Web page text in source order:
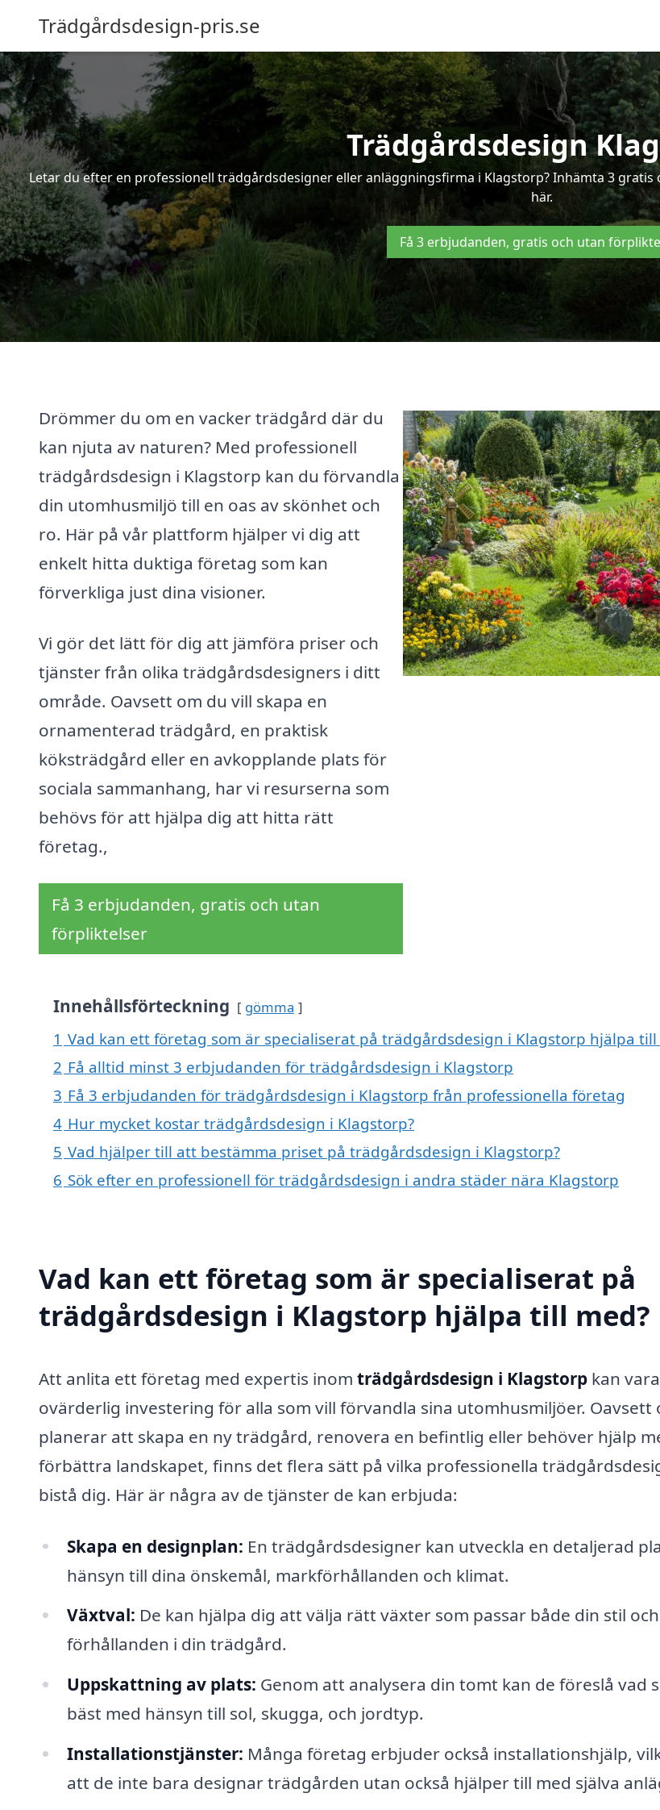
Trädgårdsdesign-pris.se
Trädgårdsdesign
Letar du efter en professionell trädgårdsdesigner eller anläggningsfirma i Klagstorp? Inhämta 3
här.
Få 3 erbjudanden, gratis och utan
Drömmer du om en vacker trädgård där du
kan njuta av naturen? Med professionell
trädgårdsdesign i Klagstorp kan du förvandla
din utomhusmiljö till en oas av skönhet och
ro. Här på vår plattform hjälper vi dig att
enkelt hitta duktiga företag som kan
förverkliga just dina visioner.
Vi gör det lätt för dig att jämföra priser och
tjänster från olika trädgårdsdesigners i ditt
område. Oavsett om du vill skapa en
ornamenterad trädgård, en praktisk
köksträdgård eller en avkopplande plats för
sociala sammanhang, har vi resurserna som
behövs för att hjälpa dig att hitta rätt
företag.,
Få 3 erbjudanden, gratis och utan
förpliktelser
Innehållsförteckning gömma
1 Vad kan ett företag som är specialiserat på trädgårdsdesign i Klagstorp hjälpa till
2 Få alltid minst 3 erbjudanden för trädgårdsdesign i Klagstorp
3 Få 3 erbjudanden för trädgårdsdesign i Klagstorp från professionella företag
4 Hur mycket kostar trädgårdsdesign i Klagstorp?
5 Vad hjälper till att bestämma priset på trädgårdsdesign i Klagstorp?
6 Sök efter en professionell för trädgårdsdesign i andra städer nära Klagstorp
Vad kan ett företag som är specialiserat på
trädgårdsdesign i Klagstorp hjälpa till med?
Att anlita ett företag med expertis inom trädgårdsdesign i Klagstorp kan
ovärderlig investering för alla som vill förvandla sina utomhusmiljöer. Oavsett
planerar att skapa en ny trädgård, renovera en befintlig eller behöver hjälp
förbättra landskapet, finns det flera sätt på vilka professionella
bistå dig. Här är några av de tjänster de kan erbjuda:
Skapa en designplan: En trädgårdsdesigner kan utveckla en detaljerad
hänsyn till dina önskemål, markförhållanden och klimat.
Växtval: De kan hjälpa dig att välja rätt växter som passar både din stil
förhållanden i din trädgård.
Uppskattning av plats: Genom att analysera din tomt kan de föreslå vad
bäst med hänsyn till sol, skugga, och jordtyp.
Installationstjänster: Många företag erbjuder också installationshjälp,
att de inte bara designar trädgården utan också hjälper till med själva